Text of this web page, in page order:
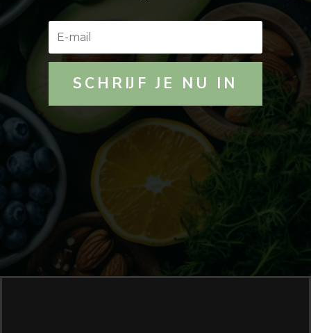
SCHRIJF JE NU IN